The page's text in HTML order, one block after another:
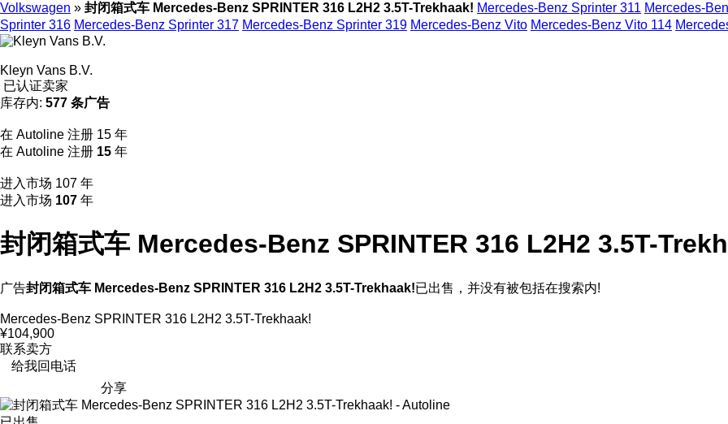
Volkswagen » 封闭箱式车 Mercedes-Benz SPRINTER 316 L2H2 3.5T-Trekhaak! Mercedes-Benz Sprinter 311 Mercedes-
Sprinter 316 Mercedes-Benz Sprinter 317 Mercedes-Benz Sprinter 319 Mercedes-Benz Vito Mercedes-Benz Vito 114
Kleyn Vans B.V.
已认证卖家
库存内: 577 条广告
在 Autoline 注册 15 年
在 Autoline 注册 15 年
进入市场 107 年
进入市场 107 年
封闭箱式车 Mercedes-Benz SPRINTER 316 L2H2 3.5T-
广告封闭箱式车 Mercedes-Benz SPRINTER 316 L2H2 3.5T-Trekhaak!已出售，并没有被包括在搜索内!
Mercedes-Benz SPRINTER 316 L2H2 3.5T-Trekhaak!
¥104,900
联系卖方
给我回电话
分享